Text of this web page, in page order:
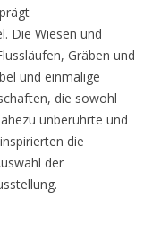
Die Wiesen und
Gräben und
und einmalige
die sowohl
unberührte und
die
der